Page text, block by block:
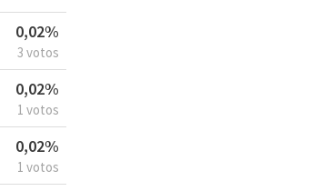
0,02%
3 votos
0,02%
1 votos
0,02%
1 votos